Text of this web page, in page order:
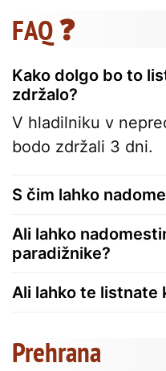
FAQ ❓
Kako dolgo bo to
zdržalo?
V hladilniku v
bodo zdržali 3 dni.
S čim lahko
Ali lahko
paradižnike?
Ali lahko te listnate
Prehrana